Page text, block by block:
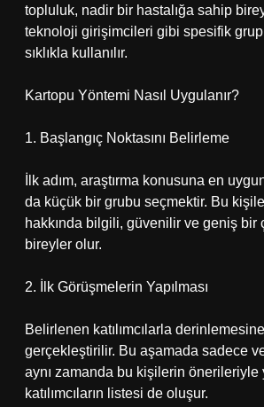
topluluk, nadir bir hastalığa sahip
teknoloji girişimcileri gibi spesifik
sıklıkla kullanılır.
Kartopu Yöntemi Nasıl Uygulanır?
1. Başlangıç Noktasını Belirleme
İlk adım, araştırma konusuna en
da küçük bir grubu seçmektir. Bu
hakkında bilgili, güvenilir ve geniş bir
bireyler olur.
2. İlk Görüşmelerin Yapılması
Belirlenen katılımcılarla
gerçekleştirilir. Bu aşamada sadece
aynı zamanda bu kişilerin önerileriyle
katılımcıların listesi de oluşur.